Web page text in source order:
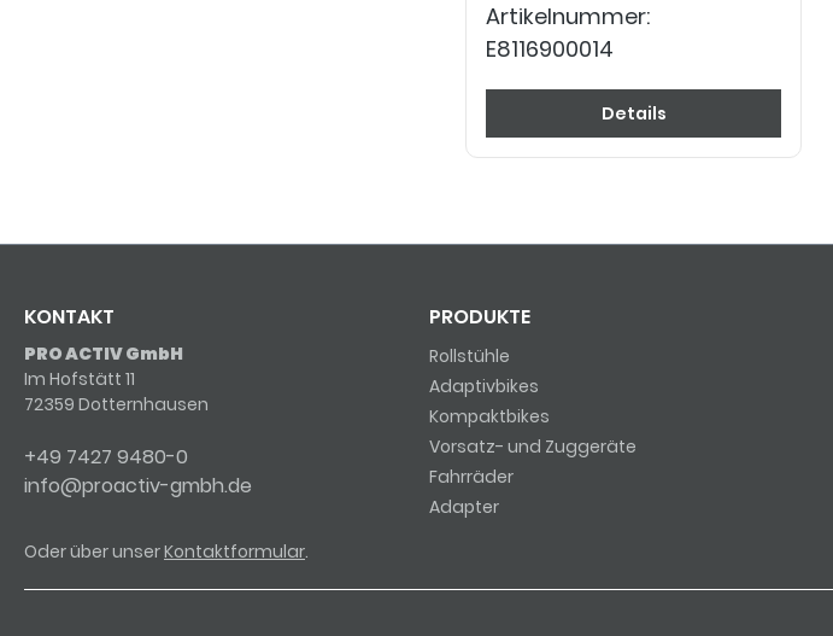
Artikelnummer:
E8116900014
Details
KONTAKT
PRO ACTIV GmbH
Im Hofstätt 11
72359 Dotternhausen
+49 7427 9480-0
info@proactiv-gmbh.de
Oder über unserKontaktformular.
PRODUKTE
Rollstühle
Adaptivbikes
Kompaktbikes
Vorsatz- und Zuggeräte
Fahrräder
Adapter